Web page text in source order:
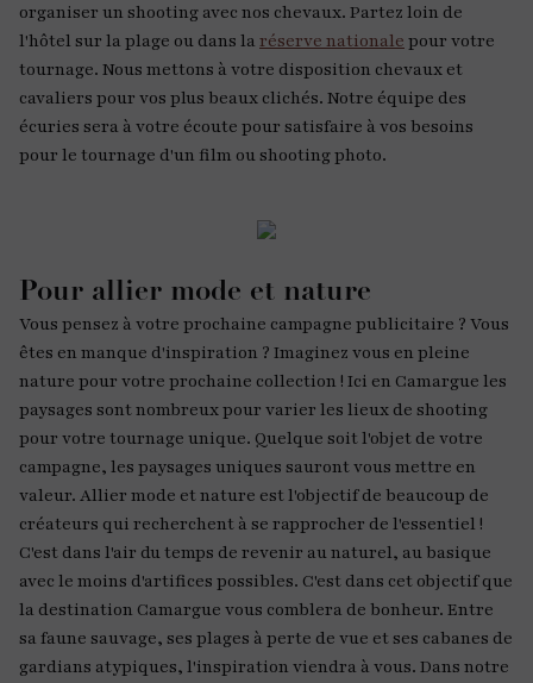
organiser un shooting avec nos chevaux. Partez loin de
l'hôtel sur la plage ou dans la réserve nationale pour votre
tournage. Nous mettons à votre disposition chevaux et
cavaliers pour vos plus beaux clichés. Notre équipe des
écuries sera à votre écoute pour satisfaire à vos besoins
pour le tournage d'un film ou shooting photo.
Pour allier mode et nature
Vous pensez à votre prochaine campagne publicitaire ? Vous
êtes en manque d'inspiration ? Imaginez vous en pleine
nature pour votre prochaine collection ! Ici en Camargue les
paysages sont nombreux pour varier les lieux de shooting
pour votre tournage unique. Quelque soit l'objet de votre
campagne, les paysages uniques sauront vous mettre en
valeur. Allier mode et nature est l'objectif de beaucoup de
créateurs qui recherchent à se rapprocher de l'essentiel !
C'est dans l'air du temps de revenir au naturel, au basique
avec le moins d'artifices possibles. C'est dans cet objectif que
la destination Camargue vous comblera de bonheur. Entre
sa faune sauvage, ses plages à perte de vue et ses cabanes de
gardians atypiques, l'inspiration viendra à vous. Dans notre